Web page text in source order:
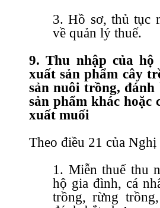
3. Hồ sơ, thủ tục
về quản lý thuế.
9. Thu nhập của
xuất sản phẩm cây
sản nuôi trồng, đánh
sản phẩm khác hoặc
xuất muối
Theo điều 21 của
1. Miễn thuế thu
hộ gia đình, cá
trồng, rừng